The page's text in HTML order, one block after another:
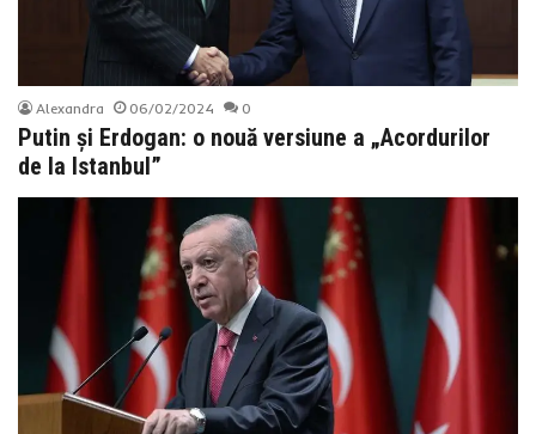
Alexandra 06/02/2024 0
Putin și Erdogan: o nouă versiune a „Acordurilor
de la Istanbul”